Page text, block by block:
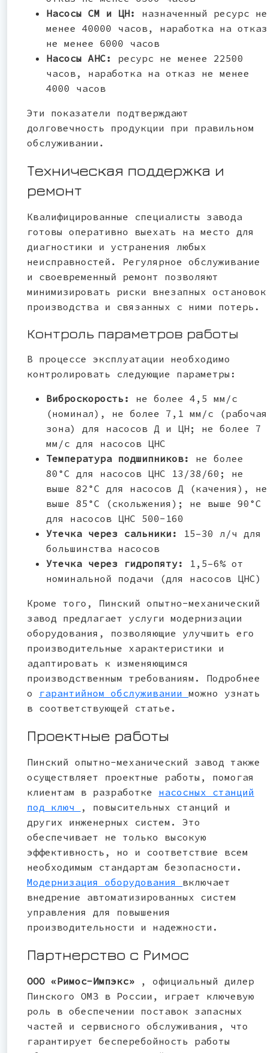
Насосы СМ и ЦН: назначенный ресурс не
менее 40000 часов, наработка на отказ
не менее 6000 часов
Насосы АНС: ресурс не менее 22500
часов, наработка на отказ не менее
4000 часов
Эти показатели подтверждают
долговечность продукции при правильном
обслуживании.
Техническая поддержка и
ремонт
Квалифицированные специалисты завода
готовы оперативно выехать на место для
диагностики и устранения любых
неисправностей. Регулярное обслуживание
и своевременный ремонт позволяют
минимизировать риски внезапных остановок
производства и связанных с ними потерь.
Контроль параметров работы
В процессе эксплуатации необходимо
контролировать следующие параметры:
Виброскорость: не более 4,5 мм/с
(номинал), не более 7,1 мм/с (рабочая
зона) для насосов Д и ЦН; не более 7
мм/с для насосов ЦНС
Температура подшипников: не более
80°С для насосов ЦНС 13/38/60; не
выше 82°С для насосов Д (качения), не
выше 85°С (скольжения); не выше 90°С
для насосов ЦНС 500-160
Утечка через сальники: 15–30 л/ч для
большинства насосов
Утечка через гидропяту: 1,5–6% от
номинальной подачи (для насосов ЦНС)
Кроме того, Пинский опытно-механический
завод предлагает услуги модернизации
оборудования, позволяющие улучшить его
производительные характеристики и
адаптировать к изменяющимся
производственным требованиям. Подробнее
о гарантийном обслуживании можно узнать
в соответствующей статье.
Проектные работы
Пинский опытно-механический завод также
осуществляет проектные работы, помогая
клиентам в разработке насосных станций
под ключ
, повысительных станций и
других инженерных систем. Это
обеспечивает не только высокую
эффективность, но и соответствие всем
необходимым стандартам безопасности.
Модернизация оборудования включает
внедрение автоматизированных систем
управления для повышения
производительности и надежности.
Партнерство с Римос
ООО «Римос-Импэкс»
, официальный дилер
Пинского ОМЗ в России, играет ключевую
роль в обеспечении поставок запасных
частей и сервисного обслуживания, что
гарантирует бесперебойность работы